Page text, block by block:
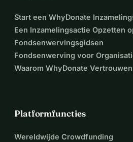
Start een WhyDonate
Een Inzamelingsactie Opzetten
Fondsenwervingsgidsen
Fondsenwerving voor
Waarom WhyDonate Vertrouwen
Platformfuncties
Wereldwijde Crowdfunding